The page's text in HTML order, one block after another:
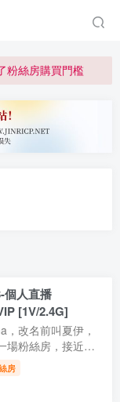
粉絲房購買門檻
它網盤均不支援
題報告
個人直播
[1V/2.4G]
改名前叫夏伊，
場粉絲房，接近一
斷，粉絲房還是相
】：粉絲房【是否
無廣告【資源大
房